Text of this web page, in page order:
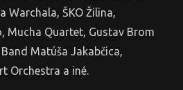
Warchala, ŠKO Žilina,
Mucha Quartet, Gustav Brom
Matúša Jakabčica,
Orchestra a iné.